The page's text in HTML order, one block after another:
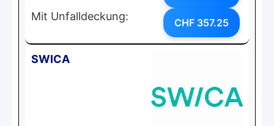
Mit Unfalldeckung: CHF 357.25
SWICA